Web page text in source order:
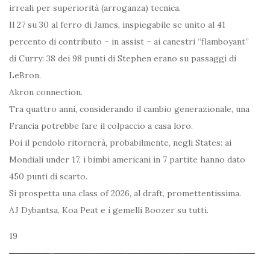
irreali per superiorità (arroganza) tecnica.
Il 27 su 30 al ferro di James, inspiegabile se unito al 41
percento di contributo – in assist – ai canestri “flamboyant”
di Curry: 38 dei 98 punti di Stephen erano su passaggi di
LeBron.
Akron connection.
Tra quattro anni, considerando il cambio generazionale, una
Francia potrebbe fare il colpaccio a casa loro.
Poi il pendolo ritornerà, probabilmente, negli States: ai
Mondiali under 17, i bimbi americani in 7 partite hanno dato
450 punti di scarto.
Si prospetta una class of 2026, al draft, promettentissima.
AJ Dybantsa, Koa Peat e i gemelli Boozer su tutti.
19